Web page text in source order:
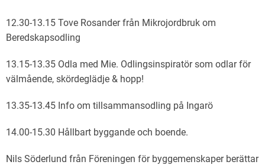
12.30-13.15 Tove Rosander från Mikrojordbruk om
Beredskapsodling
13.15-13.35 Odla med Mie. Odlingsinspiratör som odlar för
välmående, skördeglädje & hopp!
13.35-13.45 Info om tillsammansodling på Ingarö
14.00-15.30 Hållbart byggande och boende.
Nils Söderlund från Föreningen för byggemenskaper berättar